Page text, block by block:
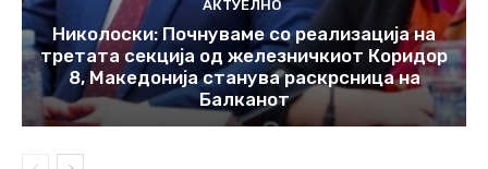
АКТУЕЛНО
Николоски: Почнуваме со реализација на
третата секција од железничкиот Коридор
8, Македонија станува раскрсница на
Балканот